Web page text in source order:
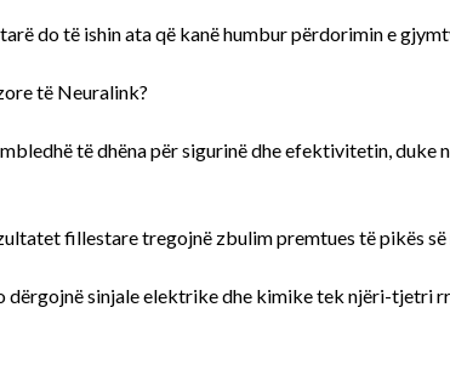
do të ishin ata që kanë humbur përdorimin e
të Neuralink?
të dhëna për sigurinë dhe efektivitetin, duke
fillestare tregojnë zbulim premtues të pikës së
dërgojnë sinjale elektrike dhe kimike tek njëri-tjetri